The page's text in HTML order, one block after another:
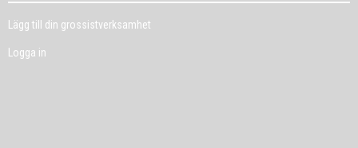
Lägg till din grossistverksamhet
Logga in